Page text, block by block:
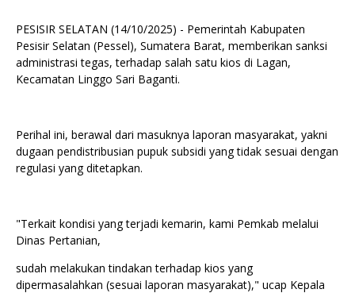
PESISIR SELATAN (14/10/2025) - Pemerintah Kabupaten
Pesisir Selatan (Pessel), Sumatera Barat, memberikan sanksi
administrasi tegas, terhadap salah satu kios di Lagan,
Kecamatan Linggo Sari Baganti.
Perihal ini, berawal dari masuknya laporan masyarakat, yakni
dugaan pendistribusian pupuk subsidi yang tidak sesuai dengan
regulasi yang ditetapkan.
"Terkait kondisi yang terjadi kemarin, kami Pemkab melalui
Dinas Pertanian,
sudah melakukan tindakan terhadap kios yang
dipermasalahkan (sesuai laporan masyarakat)," ucap Kepala